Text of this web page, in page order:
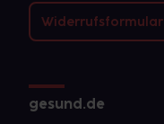
Widerrufsformular
gesund.de